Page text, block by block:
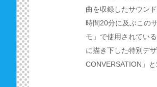
曲を収録したサウン
時間20分に及ぶこの
モ」で使用されてい
に描き下した特別デ
CONVERSATION」